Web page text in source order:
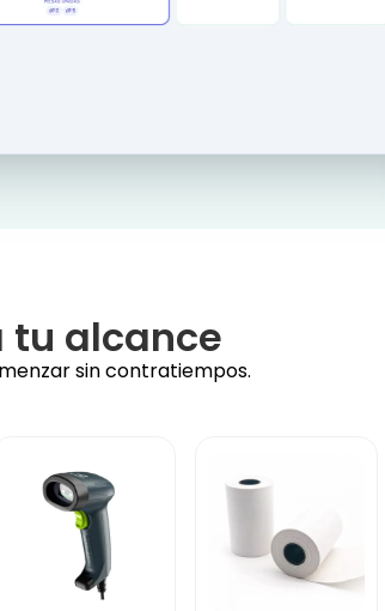
tu alcance
sin contratiempos.